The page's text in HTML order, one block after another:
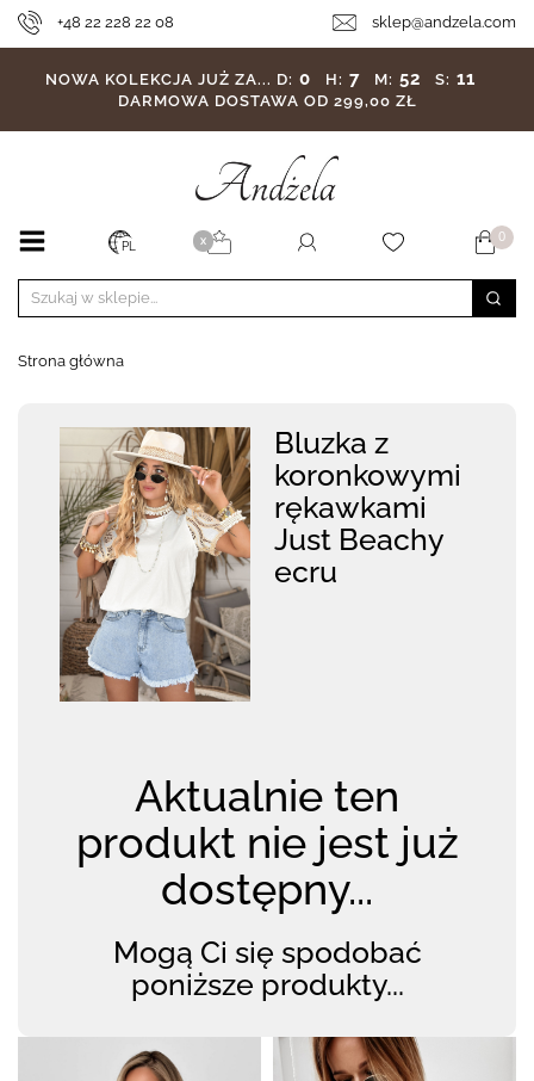
+48 22 228 22 08 sklep@andzela.com
NOWA KOLEKCJA JUŻ ZA... D: 0 H: 7 M: 52 S: 9
DARMOWA DOSTAWA OD 299,00 ZŁ
PL X 0
Strona główna
Bluzka z
koronkowymi
rękawkami
Just Beachy
ecru
Aktualnie ten
produkt nie jest już
dostępny...
Mogą Ci się spodobać
poniższe produkty...